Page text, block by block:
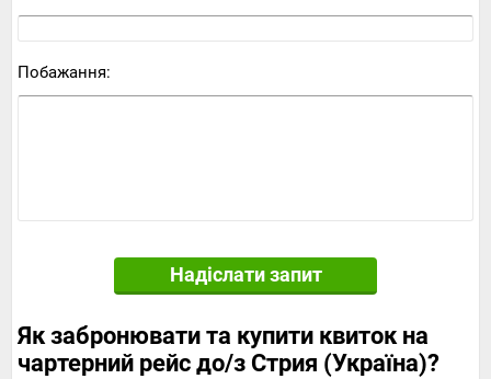
Побажання:
Надіслати запит
Як забронювати та купити квиток на
чартерний рейс до/з Стрия (Україна)?